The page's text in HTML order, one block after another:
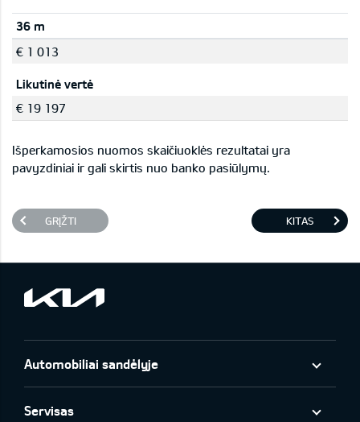
36 m
€ 1 013
Likutinė vertė
€ 19 197
Išperkamosios nuomos skaičiuoklės rezultatai yra
pavyzdiniai ir gali skirtis nuo banko pasiūlymų.
GRĮŽTI KITAS
Automobiliai sandėlyje
Servisas